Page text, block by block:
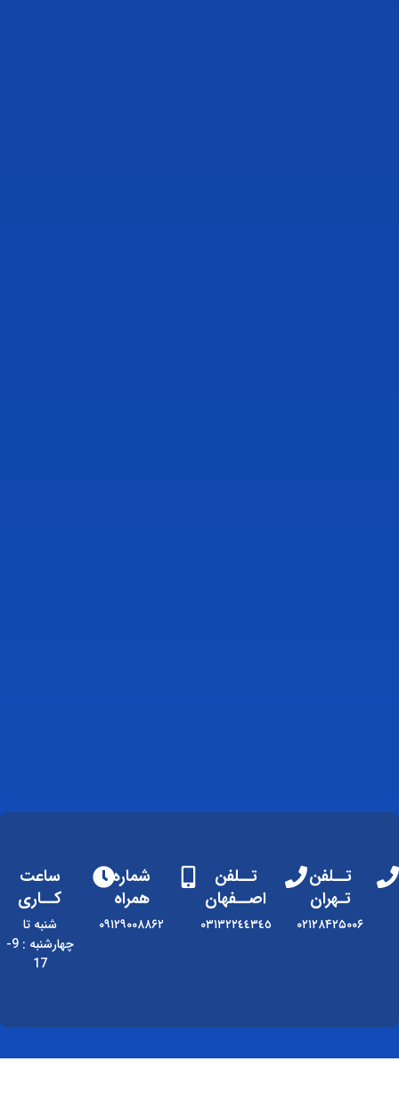
تــلفن
تـهران
۰۲۱۲۸۴۲۵۰۰۶
تــلفن
اصــفهان
٠٣١٣٢٢٤٤٣٤٥
شماره
همراه
۰۹۱۲۹۰۰۸۸۶۲
ساعت
کــاری
شنبه تا
چهارشنبه : 9-
17